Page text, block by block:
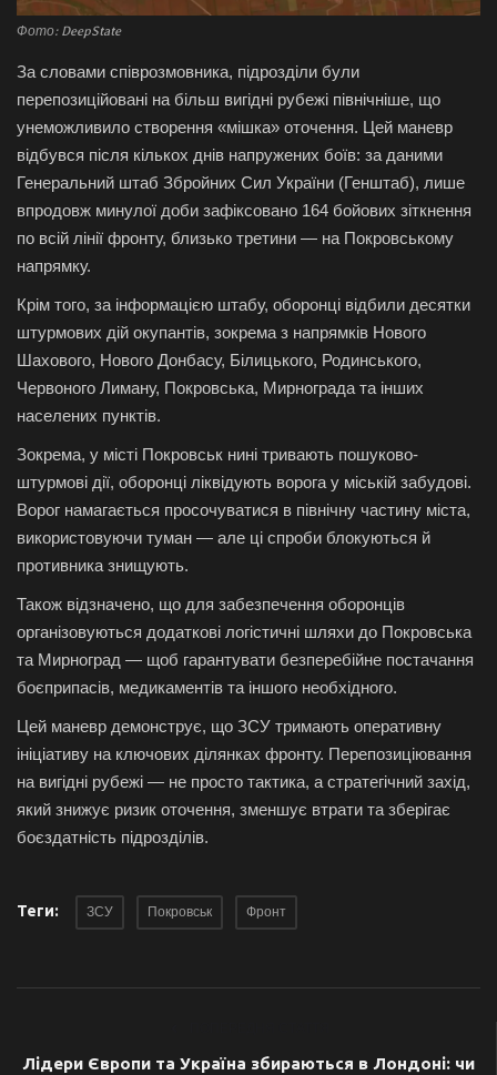
Відео
English Ukraine
Фото: DeepState
За словами співрозмовника, підрозділи були
перепозиційовані на більш вигідні рубежі північніше, що
унеможливило створення «мішка» оточення. Цей маневр
відбувся після кількох днів напружених боїв: за даними
Генеральний штаб Збройних Сил України (Генштаб), лише
впродовж минулої доби зафіксовано 164 бойових зіткнення
по всій лінії фронту, близько третини — на Покровському
напрямку.
Крім того, за інформацією штабу, оборонці відбили десятки
штурмових дій окупантів, зокрема з напрямків Нового
Шахового, Нового Донбасу, Білицького, Родинського,
Червоного Лиману, Покровська, Мирнограда та інших
населених пунктів.
Зокрема, у місті Покровськ нині тривають пошуково-
штурмові дії, оборонці ліквідують ворога у міській забудові.
Ворог намагається просочуватися в північну частину міста,
використовуючи туман — але ці спроби блокуються й
противника знищують.
Також відзначено, що для забезпечення оборонців
організовуються додаткові логістичні шляхи до Покровська
та Мирноград — щоб гарантувати безперебійне постачання
боєприпасів, медикаментів та іншого необхідного.
Цей маневр демонструє, що ЗСУ тримають оперативну
ініціативу на ключових ділянках фронту. Перепозиціювання
на вигідні рубежі — не просто тактика, а стратегічний захід,
який знижує ризик оточення, зменшує втрати та зберігає
боєздатність підрозділів.
Теги: ЗСУ Покровськ Фронт
Лідери Європи та Україна збираються в Лондоні: чи